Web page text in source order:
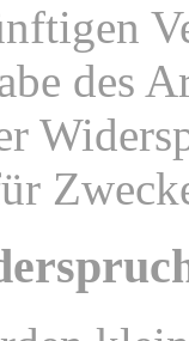
des